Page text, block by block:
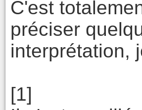
C'est
préciser
interprétation,
[1]